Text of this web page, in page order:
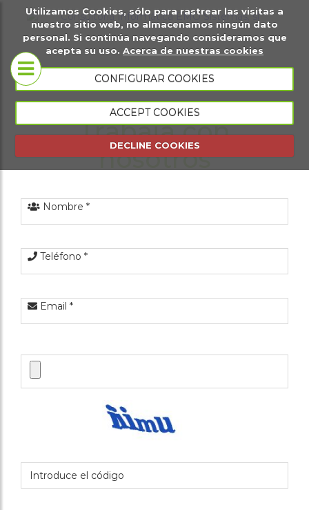
Utilizamos Cookies, sólo para rastrear las visitas a
nuestro sitio web, no almacenamos ningún dato
personal. Si continúa navegando consideramos que
acepta su uso. Acerca de nuestras cookies
CONFIGURAR COOKIES
ACCEPT COOKIES
DECLINE COOKIES
Sobre
nosotros
Conócenos
Portfolio
Páginas
web
Tiendas
virtuales
Página web
presencial
Trabaja con
nosotros
Nombre *
Teléfono *
Email *